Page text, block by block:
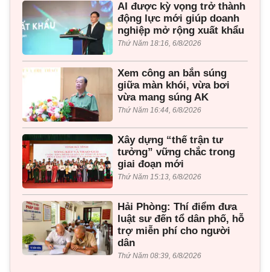
AI được kỳ vọng trở thành
động lực mới giúp doanh
nghiệp mở rộng xuất khẩu
Thứ Năm 18:16, 6/8/2026
Xem công an bắn súng
giữa màn khói, vừa bơi
vừa mang súng AK
Thứ Năm 16:44, 6/8/2026
Xây dựng “thế trận tư
tưởng” vững chắc trong
giai đoạn mới
Thứ Năm 15:13, 6/8/2026
Hải Phòng: Thí điểm đưa
luật sư đến tổ dân phố, hỗ
trợ miễn phí cho người
dân
Thứ Năm 08:39, 6/8/2026